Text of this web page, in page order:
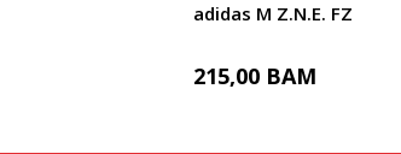
adidas M Z.N.E. FZ
215,00 BAM